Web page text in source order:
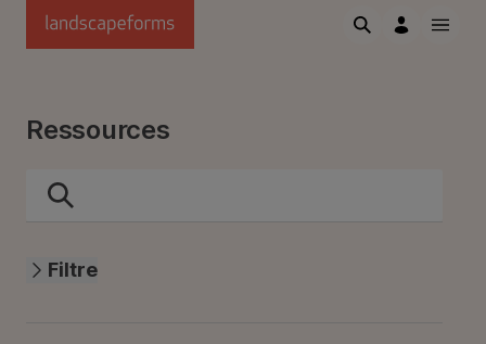
Passer au contenu principal
Ressources
Filtre